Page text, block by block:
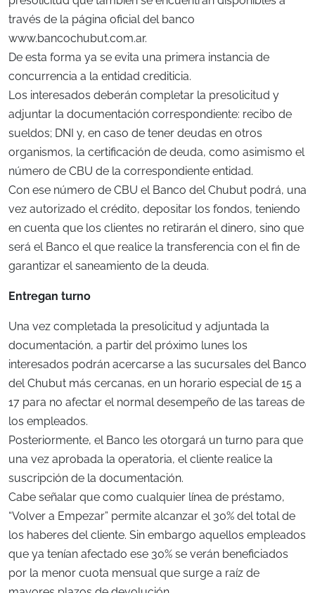
través de la página oficial del banco
www.bancochubut.com.ar.
De esta forma ya se evita una primera instancia de
concurrencia a la entidad crediticia.
Los interesados deberán completar la presolicitud y
adjuntar la documentación correspondiente: recibo de
sueldos; DNI y, en caso de tener deudas en otros
organismos, la certificación de deuda, como asimismo el
número de CBU de la correspondiente entidad.
Con ese número de CBU el Banco del Chubut podrá, una
vez autorizado el crédito, depositar los fondos, teniendo
en cuenta que los clientes no retirarán el dinero, sino que
será el Banco el que realice la transferencia con el fin de
garantizar el saneamiento de la deuda.
Entregan turno
Una vez completada la presolicitud y adjuntada la
documentación, a partir del próximo lunes los
interesados podrán acercarse a las sucursales del Banco
del Chubut más cercanas, en un horario especial de 15 a
17 para no afectar el normal desempeño de las tareas de
los empleados.
Posteriormente, el Banco les otorgará un turno para que
una vez aprobada la operatoria, el cliente realice la
suscripción de la documentación.
Cabe señalar que como cualquier línea de préstamo,
“Volver a Empezar” permite alcanzar el 30% del total de
los haberes del cliente. Sin embargo aquellos empleados
que ya tenían afectado ese 30% se verán beneficiados
por la menor cuota mensual que surge a raíz de